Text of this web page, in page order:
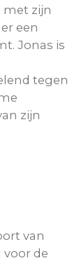
met zijn
een
Jonas is
tegen
zijn
van
de